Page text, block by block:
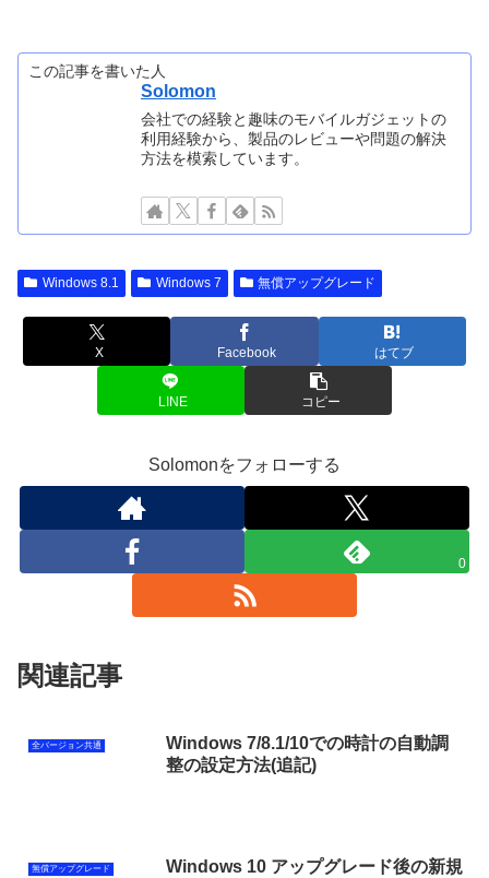
この記事を書いた人
Solomon
会社での経験と趣味のモバイルガジェットの
利用経験から、製品のレビューや問題の解決
方法を模索しています。
Windows 8.1 Windows 7 無償アップグレード
X Facebook はてブ
LINE コピー
Solomonをフォローする
0
関連記事
全バージョン共通
Windows 7/8.1/10での時計の自動調
整の設定方法(追記)
無償アップグレード
Windows 10 アップグレード後の新規